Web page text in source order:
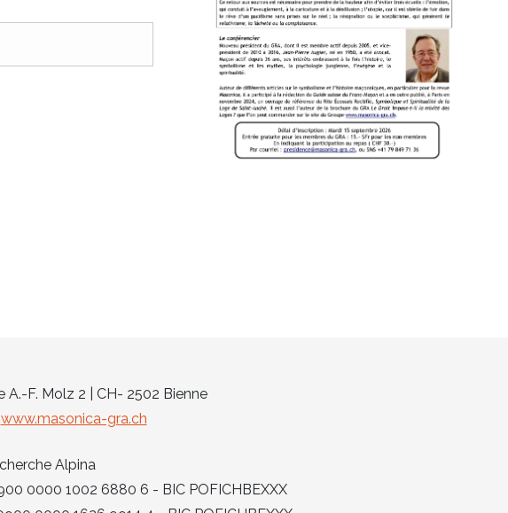
F. Molz 2 | CH- 2502 Bienne
www.masonica-gra.ch
Alpina
0000 1002 6880 6 - BIC POFICHBEXXX